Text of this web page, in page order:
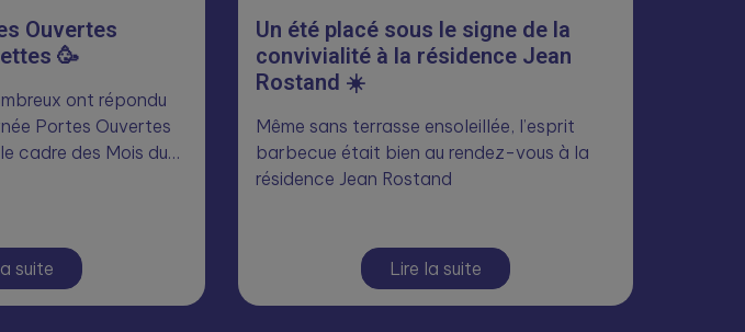
Ouvertes
🥳
ont répondu
Portes Ouvertes
cadre des Mois du…
suite
Un été placé sous le signe de la
convivialité à la résidence Jean
Rostand ☀️
Même sans terrasse ensoleillée, l’esprit
barbecue était bien au rendez-vous à la
résidence Jean Rostand
Lire la suite